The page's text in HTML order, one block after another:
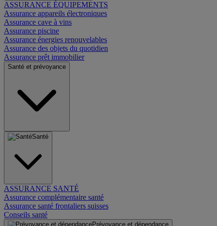
ASSURANCE ÉQUIPEMENTS
Assurance appareils électroniques
Assurance cave à vins
Assurance piscine
Assurance énergies renouvelables
Assurance des objets du quotidien
Assurance prêt immobilier
Santé et prévoyance
Santé
ASSURANCE SANTÉ
Assurance complémentaire santé
Assurance santé frontaliers suisses
Conseils santé
Prévoyance et dépendance